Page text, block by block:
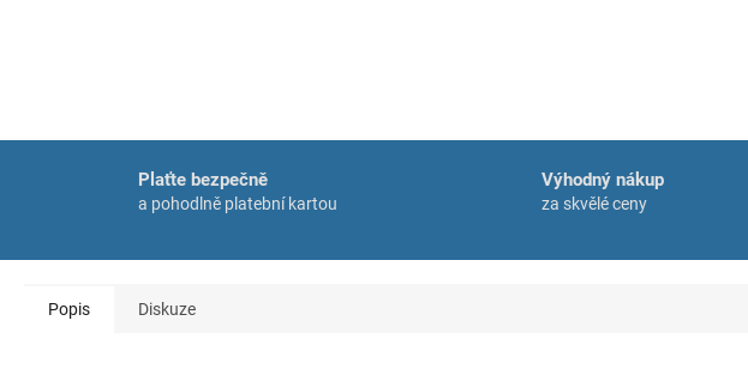
Plaťte bezpečně
a pohodlně platební kartou
Výhodný nákup
za skvělé ceny
Popis Diskuze